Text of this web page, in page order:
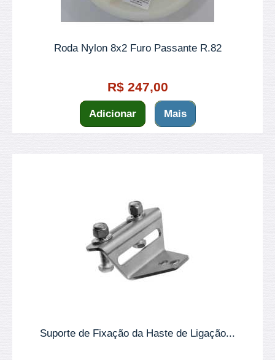
Roda Nylon 8x2 Furo Passante R.82
R$ 247,00
Adicionar Mais
Suporte de Fixação da Haste de Ligação...